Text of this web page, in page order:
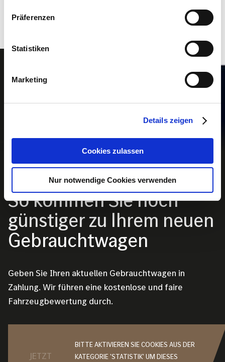
Präferenzen
Statistiken
Marketing
Details zeigen
Cookies zulassen
Nur notwendige Cookies verwenden
Träume erfüllen war noch nie so einfach
So kommen Sie noch
günstiger zu Ihrem neuen
Gebrauchtwagen
Geben Sie Ihren aktuellen Gebrauchtwagen in
Zahlung. Wir führen eine kostenlose und faire
Fahrzeugbewertung durch.
JETZT
BITTE AKTIVIEREN SIE COOKIES AUS DER
KATEGORIE 'STATISTIK' UM DIESES